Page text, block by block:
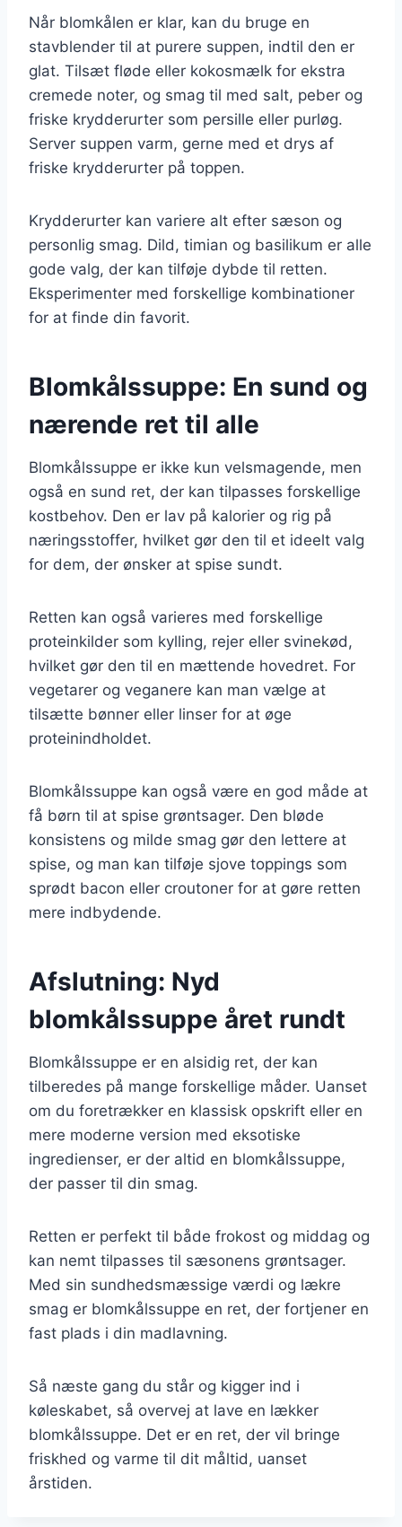
Når blomkålen er klar, kan du bruge en
stavblender til at purere suppen, indtil den er
glat. Tilsæt fløde eller kokosmælk for ekstra
cremede noter, og smag til med salt, peber og
friske krydderurter som persille eller purløg.
Server suppen varm, gerne med et drys af
friske krydderurter på toppen.
Krydderurter kan variere alt efter sæson og
personlig smag. Dild, timian og basilikum er alle
gode valg, der kan tilføje dybde til retten.
Eksperimenter med forskellige kombinationer
for at finde din favorit.
Blomkålssuppe: En sund og
nærende ret til alle
Blomkålssuppe er ikke kun velsmagende, men
også en sund ret, der kan tilpasses forskellige
kostbehov. Den er lav på kalorier og rig på
næringsstoffer, hvilket gør den til et ideelt valg
for dem, der ønsker at spise sundt.
Retten kan også varieres med forskellige
proteinkilder som kylling, rejer eller svinekød,
hvilket gør den til en mættende hovedret. For
vegetarer og veganere kan man vælge at
tilsætte bønner eller linser for at øge
proteinindholdet.
Blomkålssuppe kan også være en god måde at
få børn til at spise grøntsager. Den bløde
konsistens og milde smag gør den lettere at
spise, og man kan tilføje sjove toppings som
sprødt bacon eller croutoner for at gøre retten
mere indbydende.
Afslutning: Nyd
blomkålssuppe året rundt
Blomkålssuppe er en alsidig ret, der kan
tilberedes på mange forskellige måder. Uanset
om du foretrækker en klassisk opskrift eller en
mere moderne version med eksotiske
ingredienser, er der altid en blomkålssuppe,
der passer til din smag.
Retten er perfekt til både frokost og middag og
kan nemt tilpasses til sæsonens grøntsager.
Med sin sundhedsmæssige værdi og lækre
smag er blomkålssuppe en ret, der fortjener en
fast plads i din madlavning.
Så næste gang du står og kigger ind i
køleskabet, så overvej at lave en lækker
blomkålssuppe. Det er en ret, der vil bringe
friskhed og varme til dit måltid, uanset
årstiden.